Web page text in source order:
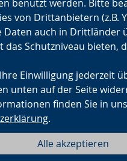
benutzt werden. Bitte
von Drittanbietern (z.B.
Daten auch in Drittländer
das Schutzniveau bieten,
Einwilligung jederzeit
unten auf der Seite
finden Sie in
.
Alle akzeptieren